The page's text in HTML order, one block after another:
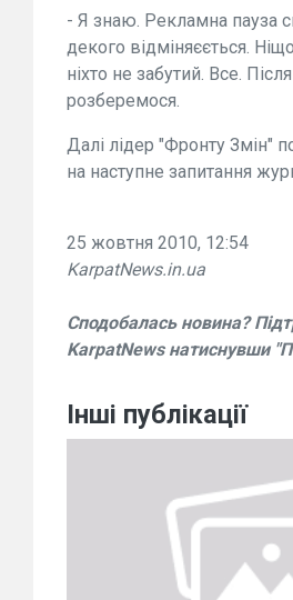
- Я знаю. Рекламна пауза
декого відміняєється.
ніхто не забутий. Все.
розберемося.
Далі лідер "Фронту Змін"
на наступне запитання
25 жовтня 2010, 12:54
KarpatNews.in.ua
Сподобалась новина?
KarpatNews натиснувши
Інші публікації